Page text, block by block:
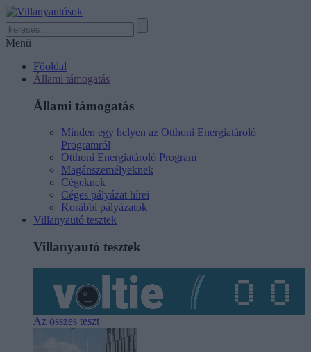
Menü
Főoldal
Állami támogatás
Állami támogatás
Minden egy helyen az Otthoni Energiatároló
Programról
Otthoni Energiatároló Program
Magánszemélyeknek
Cégeknek
Céges pályázat hírei
Korábbi pályázatok
Villanyautó tesztek
Villanyautó tesztek
Az összes teszt